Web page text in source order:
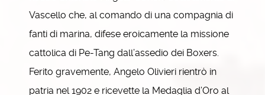
Vascello che, al comando di una compagnia di
fanti di marina, difese eroicamente la missione
cattolica di Pe-Tang dall’assedio dei Boxers.
Ferito gravemente, Angelo Olivieri rientrò in
patria nel 1902 e ricevette la Medaglia d’Oro al